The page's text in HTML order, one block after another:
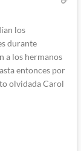
los
durante
a los hermanos
entonces por
olvidada Carol